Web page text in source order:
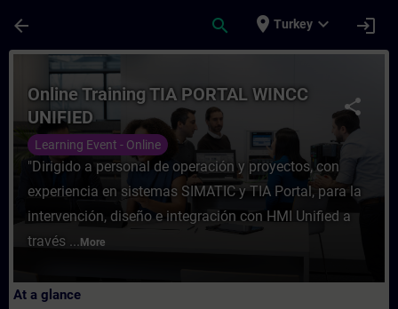
arrow_back search place Turkey expand_more login
Course - Online Training TIA PORTAL
share
Online Training TIA PORTAL WINCC
UNIFIED
Learning Event - Online
"Dirigido a personal de operación y proyectos, con
experiencia en sistemas SIMATIC y TIA Portal, para la
intervención, diseño e integración con HMI Unified a
través ... More
At a glance